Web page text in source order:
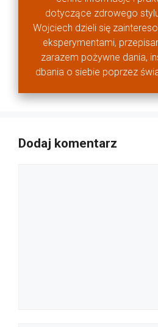
dotyczące zdrowego
Wojciech dzieli się
eksperymentami,
zarazem pożywne dania,
dbania o siebie poprzez
Dodaj komentarz